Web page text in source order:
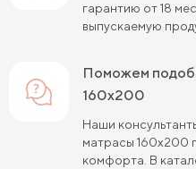
Пружинные матрасы 140 см
Пружинные матрасы 180 см
Пружинные матрасы
Пружинные матрасы
гарантию от 18
выпускаемую
Поможем подобрать латексные матрасы
160х200
Наши
матрасы 160х200
комфорта. В